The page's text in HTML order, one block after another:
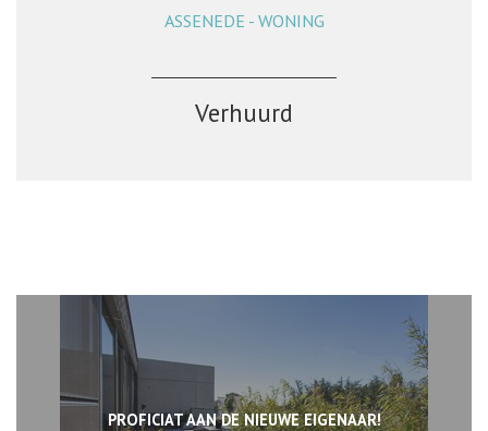
120 m² 2 1
ASSENEDE - WONING
Verhuurd
PROFICIAT AAN DE NIEUWE EIGENAAR!